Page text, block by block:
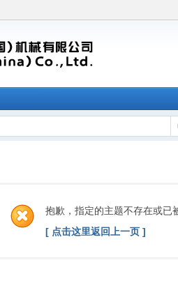
抱歉，指定的主题不存在或已
[ 点击这里返回上一页 ]